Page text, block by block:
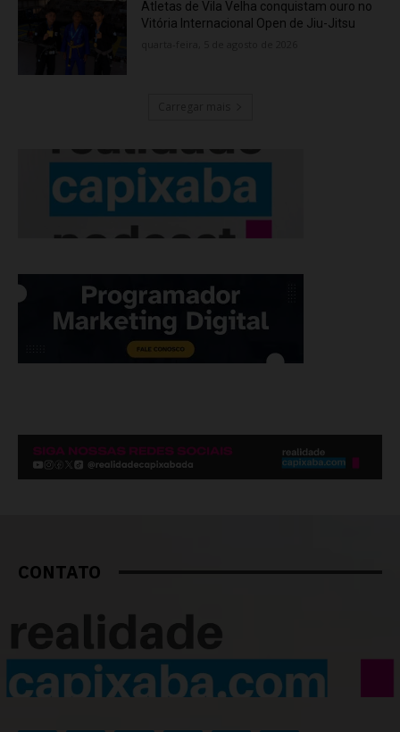
Atletas de Vila Velha conquistam ouro no
Vitória Internacional Open de Jiu-Jitsu
CONTATO